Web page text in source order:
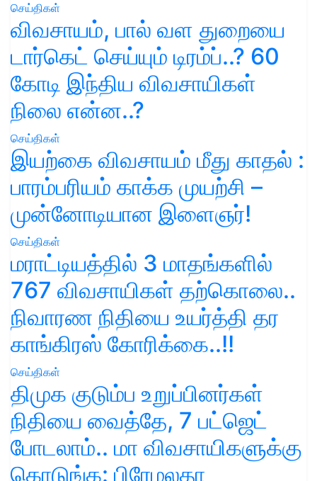
செய்திகள்
விவசாயம், பால் வள துறையை
டார்கெட் செய்யும் டிரம்ப்..? 60
கோடி இந்திய விவசாயிகள்
நிலை என்ன..?
செய்திகள்
இயற்கை விவசாயம் மீது காதல் :
பாரம்பரியம் காக்க முயற்சி –
முன்னோடியான இளைஞர்!
செய்திகள்
மராட்டியத்தில் 3 மாதங்களில்
767 விவசாயிகள் தற்கொலை..
நிவாரண நிதியை உயர்த்தி தர
காங்கிரஸ் கோரிக்கை..!!
செய்திகள்
திமுக குடும்ப உறுப்பினர்கள்
நிதியை வைத்தே, 7 பட்ஜெட்
போடலாம்.. மா விவசாயிகளுக்கு
கொடுங்க: பிரேமலதா